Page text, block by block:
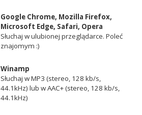
Google Chrome, Mozilla Firefox,
Microsoft Edge, Safari, Opera
Słuchaj w ulubionej przeglądarce. Poleć
znajomym :)
Winamp
Słuchaj w MP3 (stereo, 128 kb/s,
44.1kHz) lub w AAC+ (stereo, 128 kb/s,
44.1kHz)